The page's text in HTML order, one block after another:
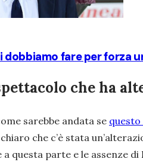
dobbiamo fare per forza
che ha
sarebbe andata se
che c’è stata
questa parte e le assenze di